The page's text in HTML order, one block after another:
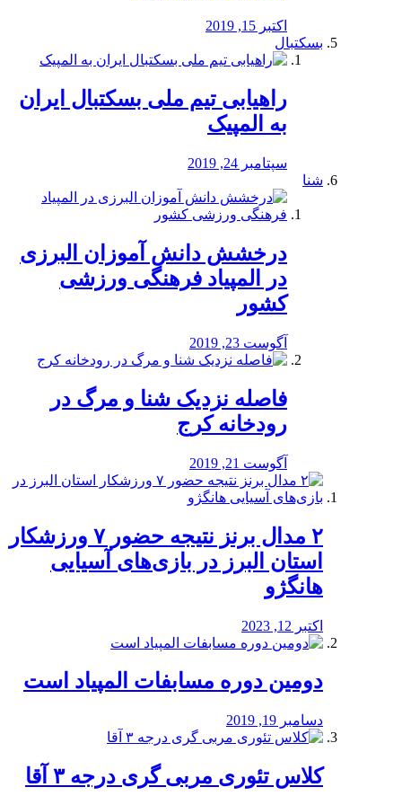
اکتبر 15, 2019
بسکتبال
راهیابی تیم ملی بسکتبال ایران
به المپیک
سپتامبر 24, 2019
شنا
درخشش دانش آموزان البرزی
در المپیاد فرهنگی ورزشی
کشور
آگوست 23, 2019
️فاصله نزدیک شنا و مرگ در
رودخانه کرج
آگوست 21, 2019
۲ مدال برنز نتیجه حضور ۷ ورزشکار
استان البرز در بازی‌های آسیایی
هانگژو
اکتبر 12, 2023
دومین دوره مسابفات المپیاد است
دسامبر 19, 2019
کلاس تئوری مربی گری درجه ۳ آقا